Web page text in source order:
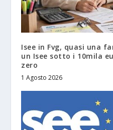
Isee in Fvg, quasi una
un Isee sotto i 10mila
zero
1 Agosto 2026